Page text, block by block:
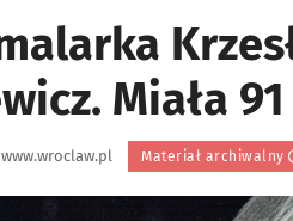
Miała
Materiał archiwalny